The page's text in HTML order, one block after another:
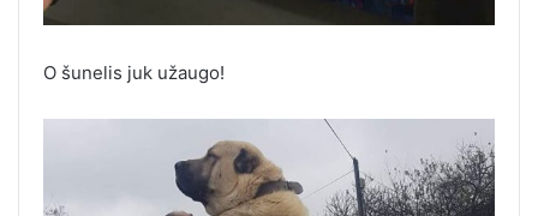
O šunelis juk užaugo!